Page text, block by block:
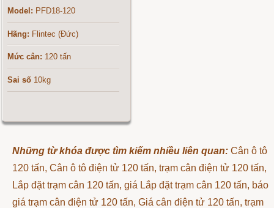
Model: PFD18-120
Hãng: Flintec (Đức)
Mức cân: 120 tấn
Sai số 10kg
Những từ khóa được tìm kiếm nhiều liên quan: Cân ô tô
120 tấn, Cân ô tô điện tử 120 tấn, trạm cân điện tử 120 tấn,
Lắp đặt trạm cân 120 tấn, giá Lắp đặt trạm cân 120 tấn, báo
giá trạm cân điện tử 120 tấn, Giá cân điện tử 120 tấn, trạm